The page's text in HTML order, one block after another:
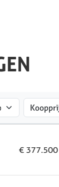
€ 377.500